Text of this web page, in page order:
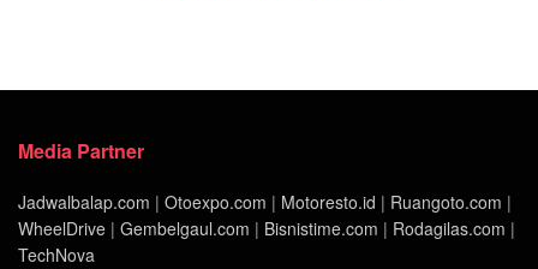
Media Partner
Jadwalbalap.com | Otoexpo.com | Motoresto.id | Ruangoto.com |
WheelDrive | Gembelgaul.com | Bisnistime.com | Rodagilas.com |
TechNova